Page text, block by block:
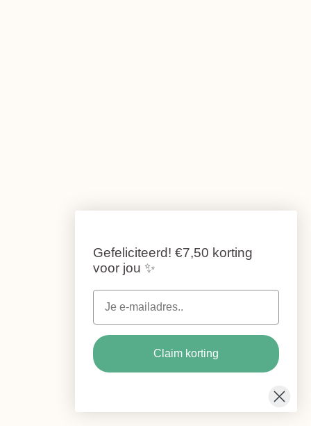
Gefeliciteerd! €7,50 korting
voor jou ✨
Claim korting